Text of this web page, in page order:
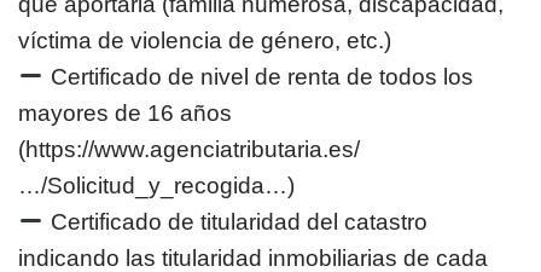
víctima de violencia de género, etc.)
Certificado de nivel de renta de todos los
mayores de 16 años
(https://www.agenciatributaria.es/
…/Solicitud_y_recogida…)
Certificado de titularidad del catastro
indicando las titularidad inmobiliarias de cada